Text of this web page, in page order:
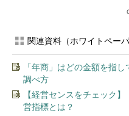
関連資料（ホワイトペーパ
「年商」はどの金額を指
調べ方
【経営センスをチェック
営指標とは？